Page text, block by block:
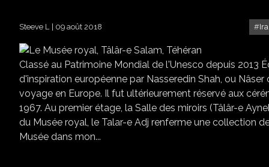
Steeve L 09 août 2018
Classé au Patrimoine Mondial de l'Unesco depuis 2013
d'inspiration européenne par Nasseredin Shah, ou
voyage en Europe. Il fut ultérieurement réservé aux
1967. Au premier étage, la Salle des miroirs (Tâlâr-e
du Musée royal, le Talar-e Adj renferme une collection
Musée dans mon...